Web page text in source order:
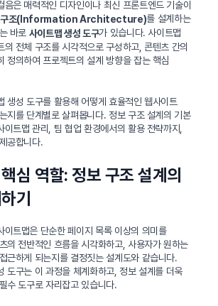
음은 매력적인 디자인이나 최신 프론트엔드 기술이
구조(Information Architecture)를 설계하는
바로 사이트맵 생성 도구가 있습니다. 사이트맵
의 전체 구조를 시각적으로 구성하고, 콘텐츠 간의
정의하여 프로젝트의 설계 방향을 잡는 핵심
생성 도구를 활용해 어떻게 효율적인 웹사이트
지를 단계별로 살펴봅니다. 정보 구조 설계의 기본
이트맵 관리, 팀 협업 환경에서의 활용 전략까지,
공합니다.
심 역할: 정보 구조 설계의
기
이트맵은 단순한 페이지 목록 이상의 의미를
의 전반적인 흐름을 시각화하고, 사용자가 원하는
근하게 되는지를 결정짓는 설계도와 같습니다.
도구는 이 과정을 체계화하고, 정보 설계를 더욱
수 도구로 자리잡고 있습니다.